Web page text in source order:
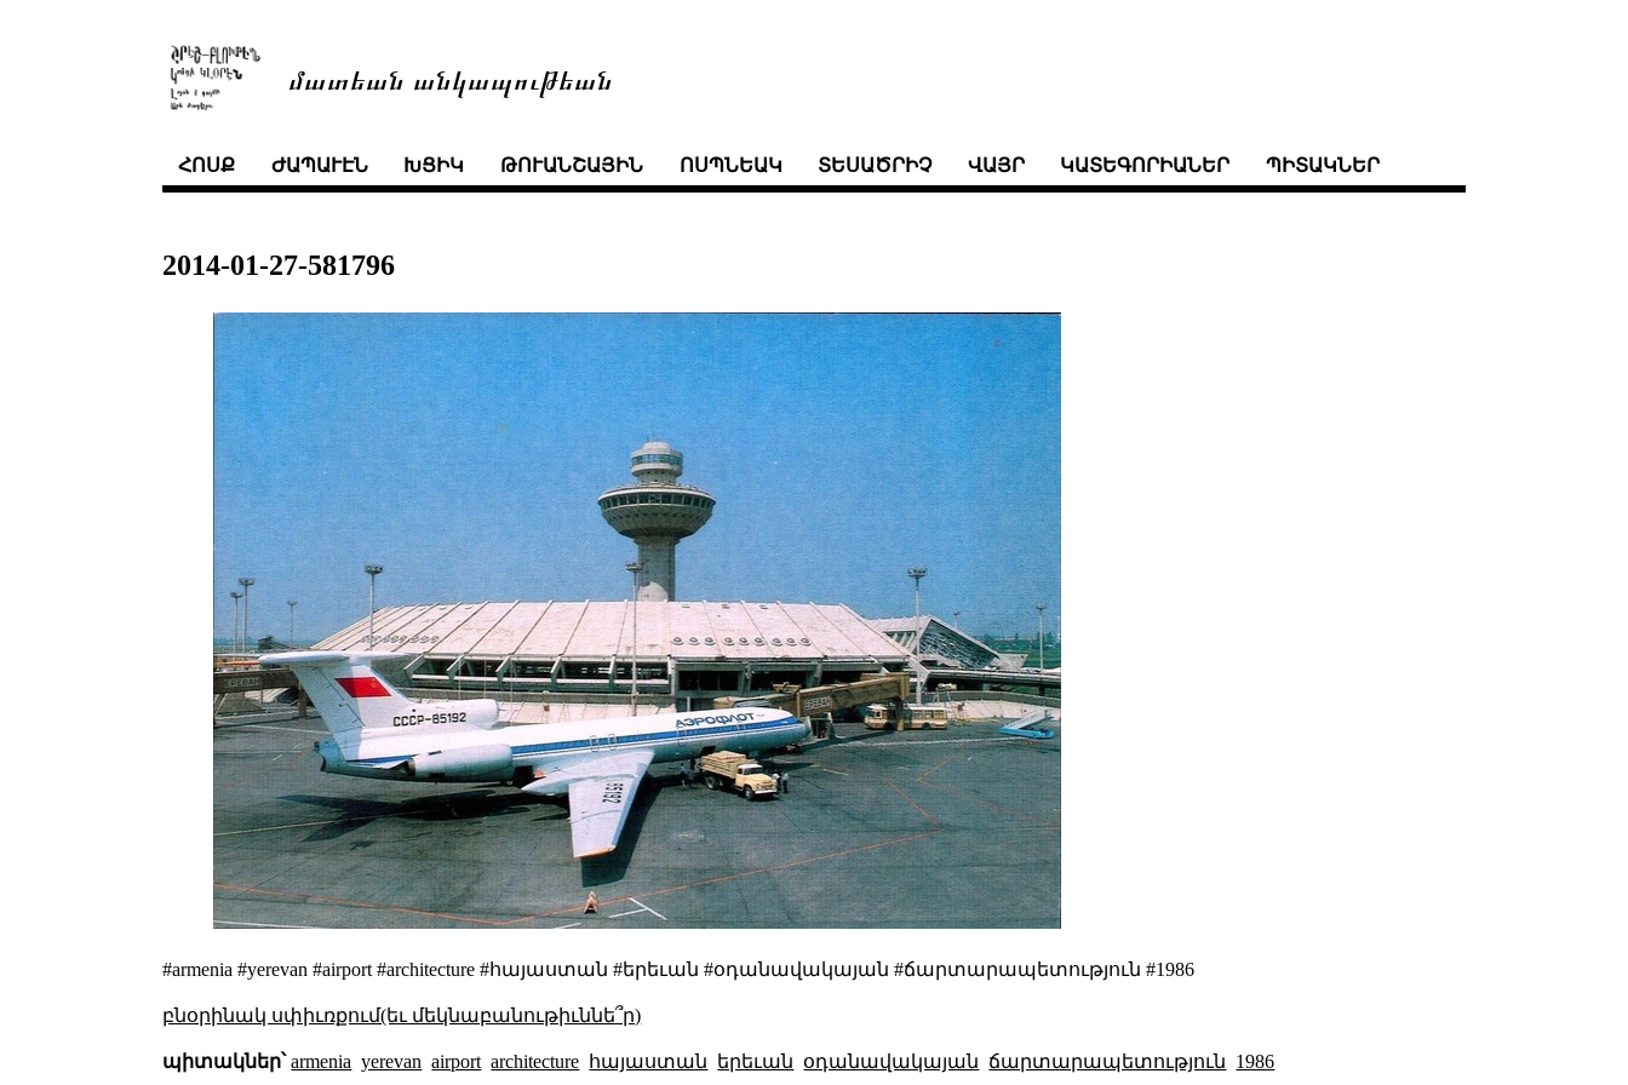
մատեան անկապութեան
ՀՈՍՔ ԺԱՊԱՒԷՆ ԽՑԻԿ ԹՈՒԱՆՇԱՅԻՆ ՈՍՊՆԵԱԿ ՏԵՍԱԾՐԻՉ ՎԱՅՐ ԿԱՏԵԳՈՐԻԱՆԵՐ ՊԻՏԱԿՆԵՐ
2014-01-27-581796
#armenia #yerevan #airport #architecture #հայաստան #երեւան #օդանավակայան #ճարտարապետություն #1986
բնօրինակ սփիւռքում(եւ մեկնաբանութիւննե՞ր)
պիտակներ՝ armenia yerevan airport architecture հայաստան երեւան օդանավակայան ճարտարապետություն 1986